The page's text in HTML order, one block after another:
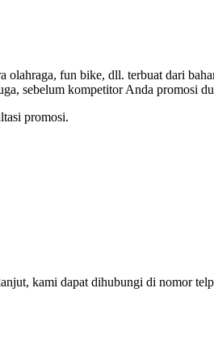
fun bike, dll. terbuat dari
sebelum kompetitor Anda promosi
promosi.
kami dapat dihubungi di nomor